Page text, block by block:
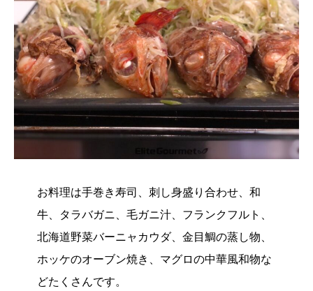
お料理は手巻き寿司、刺し身盛り合わせ、和
牛、タラバガニ、毛ガニ汁、フランクフルト、
北海道野菜バーニャカウダ、金目鯛の蒸し物、
ホッケのオーブン焼き、マグロの中華風和物な
どたくさんです。